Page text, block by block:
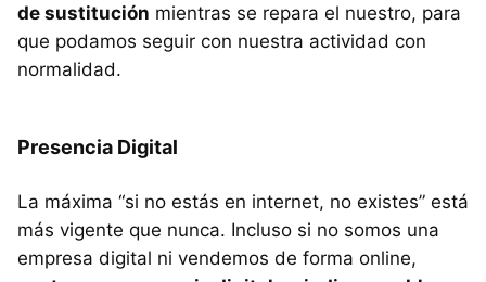
de sustitución mientras se repara el nuestro, para
que podamos seguir con nuestra actividad con
normalidad.
Presencia Digital
La máxima “si no estás en internet, no existes” está
más vigente que nunca. Incluso si no somos una
empresa digital ni vendemos de forma online,